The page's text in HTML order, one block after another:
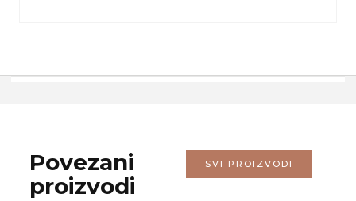
Povezani
proizvodi
SVI PROIZVODI